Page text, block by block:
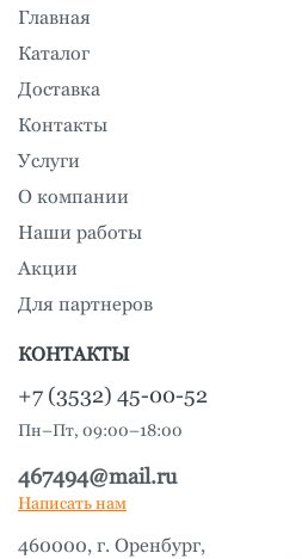
Главная
Каталог
Доставка
Контакты
Услуги
О компании
Наши работы
Акции
Для партнеров
КОНТАКТЫ
+7 (3532) 45-00-52
Пн–Пт, 09:00–18:00
467494@mail.ru
Написать нам
460000, г. Оренбург,